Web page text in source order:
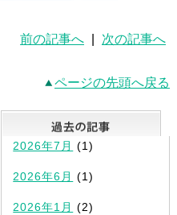
前の記事へ 次の記事へ
ページの先頭へ戻る
最新記事一覧
2026年7月 (1)
2026年6月 (1)
2026年1月 (2)